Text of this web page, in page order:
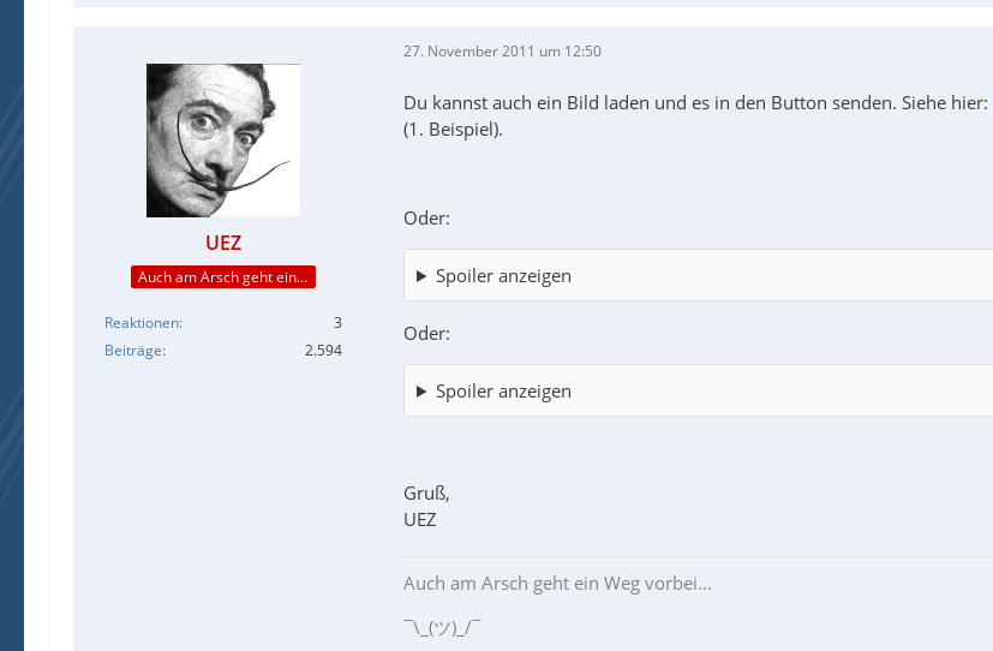
UEZ
Auch am Arsch geht ein Weg vorbei...
Reaktionen
3
Beiträge
2.594
27. November 2011 um 12:50
Du kannst auch ein Bild laden und es in den Button senden. Siehe hier:
(1. Beispiel).
Oder:
Spoiler anzeigen
Oder:
Spoiler anzeigen
Gruß,
UEZ
Auch am Arsch geht ein Weg vorbei...
¯\_(ツ)_/¯